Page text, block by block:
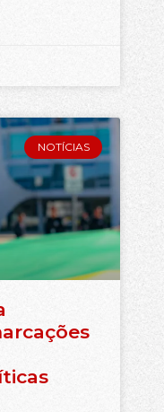
NOTÍCIAS